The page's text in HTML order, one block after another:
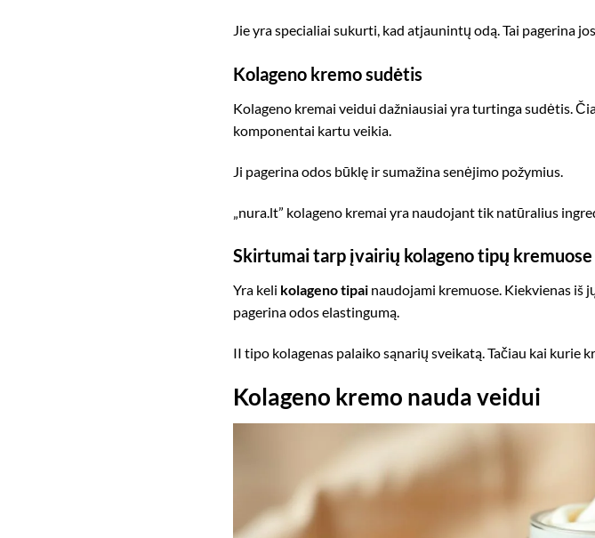
Jie yra specialiai sukurti, kad atjaunintų odą. Tai pagerina
Kolageno kremo sudėtis
Kolageno kremai veidui dažniausiai yra turtinga sudėtis.
komponentai kartu veikia.
Ji pagerina odos būklę ir sumažina senėjimo požymius.
„nura.lt” kolageno kremai yra naudojant tik natūralius
Skirtumai tarp įvairių kolageno tipų kremuose
Yra keli kolageno tipai naudojami kremuose. Kiekvienas iš
pagerina odos elastingumą.
II tipo kolagenas palaiko sąnarių sveikatą. Tačiau kai kurie
Kolageno kremo nauda veidui